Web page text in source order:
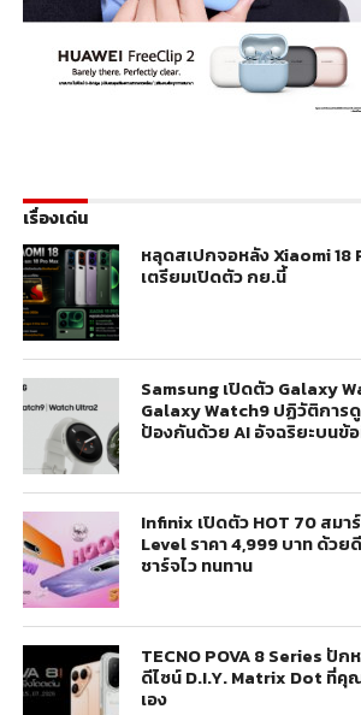
เรื่องเด่น
หลุดสเปกจอหลัง Xiaomi
เตรียมเปิดตัว กย.นี้
Samsung เปิดตัว Galaxy
Galaxy Watch9 ปฏิวัติการ
ป้องกันด้วย AI อัจฉริยะบนข้
Infinix เปิดตัว HOT 70 สม
Level ราคา 4,999 บาท ด้วย
ชาร์จไว ทนทาน
TECNO POVA 8 Series ปัก
ดีไซน์ D.I.Y. Matrix Dot ที่คุ
เอง